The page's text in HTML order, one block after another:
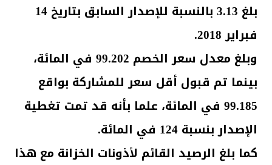
بلغ 3.13 بالنسبة للإصدار السابق بتاريخ 14
فبراير 2018.
وبلغ معدل سعر الخصم 99.202 في المائة،
بينما تم قبول أقل سعر للمشاركة بواقع
99.185 في المائة، علما بأنه قد تمت تغطية
الإصدار بنسبة 124 في المائة.
كما بلغ الرصيد القائم لأذونات الخزانة مع هذا